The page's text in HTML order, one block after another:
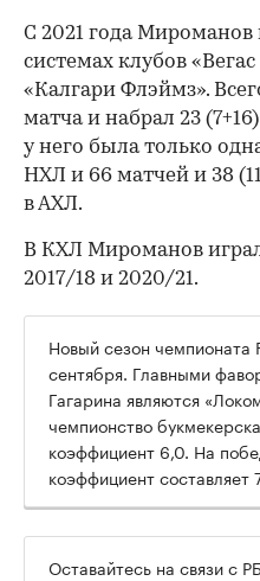
С 2021 года Мироманов
системах клубов
«Калгари Флэймз».
матча и набрал 23
у него была только
НХЛ и 66 матчей и 38
в АХЛ.
00:00 / 00:00
В КХЛ Мироманов играл
2017/18 и 2020/21.
Новый сезон
сентября. Главными
Гагарина являются
чемпионство
коэффициент 6,0. На
коэффициент
Оставайтесь на связи с